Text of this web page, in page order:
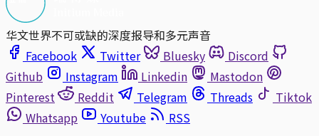
华文世界不可或缺的深度报导和多元声音
Facebook
Twitter Bluesky
Discord
Github
Instagram Linkedin
Mastodon
Pinterest
Reddit Telegram Threads
Tiktok
Whatsapp
Youtube
RSS